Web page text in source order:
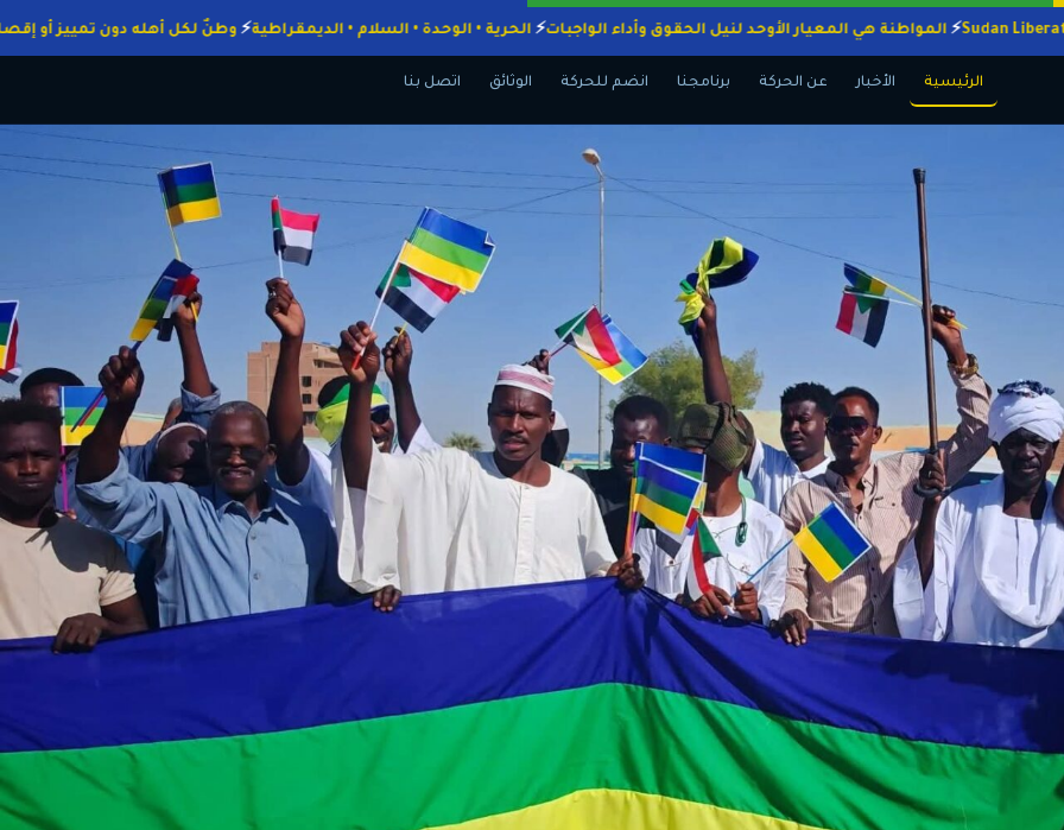
المواطنة هي المعيار الأوحد لنيل الحقوق وأداء الواجبات الحرية • الوحدة • السلام • الديمقراطية وطنٌ لكل أهله دون تمييز
الرئيسية الأخبار عن الحركة برنامجنا انضم للحركة الوثائق اتصل بنا